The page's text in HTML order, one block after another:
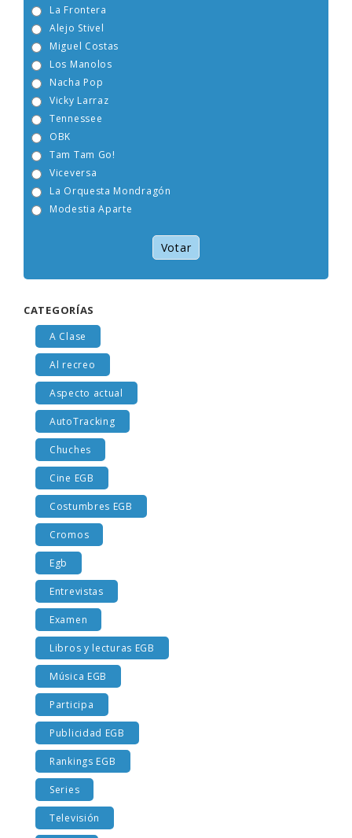
La Frontera
Alejo Stivel
Miguel Costas
Los Manolos
Nacha Pop
Vicky Larraz
Tennessee
OBK
Tam Tam Go!
Viceversa
La Orquesta Mondragón
Modestia Aparte
Votar
CATEGORÍAS
A Clase
Al recreo
Aspecto actual
AutoTracking
Chuches
Cine EGB
Costumbres EGB
Cromos
Egb
Entrevistas
Examen
Libros y lecturas EGB
Música EGB
Participa
Publicidad EGB
Rankings EGB
Series
Televisión